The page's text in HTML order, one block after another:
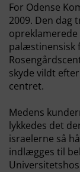
For Odense
2009. Den dag
palæstinensisk
skyde vildt
centret.
Medens
lykkedes det
israelerne så
indlægges til